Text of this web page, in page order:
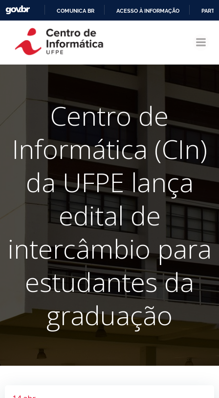
CONTEÚDO
COMUNICA BR ACESSO À INFORMAÇÃO
Centro de
Informática (CIn)
da UFPE lança
edital de
intercâmbio para
estudantes da
graduação